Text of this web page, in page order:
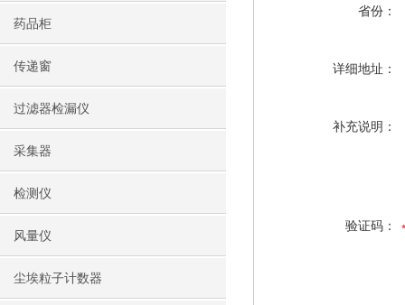
药品柜
传递窗
过滤器检漏仪
采集器
检测仪
风量仪
尘埃粒子计数器
省份：
详细地址：
补充说明：
验证码：